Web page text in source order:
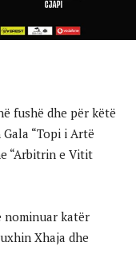
fushë dhe për këtë
“Topi i Artë
“Arbitrin e Vitit
nominuar katër
Xhaja dhe